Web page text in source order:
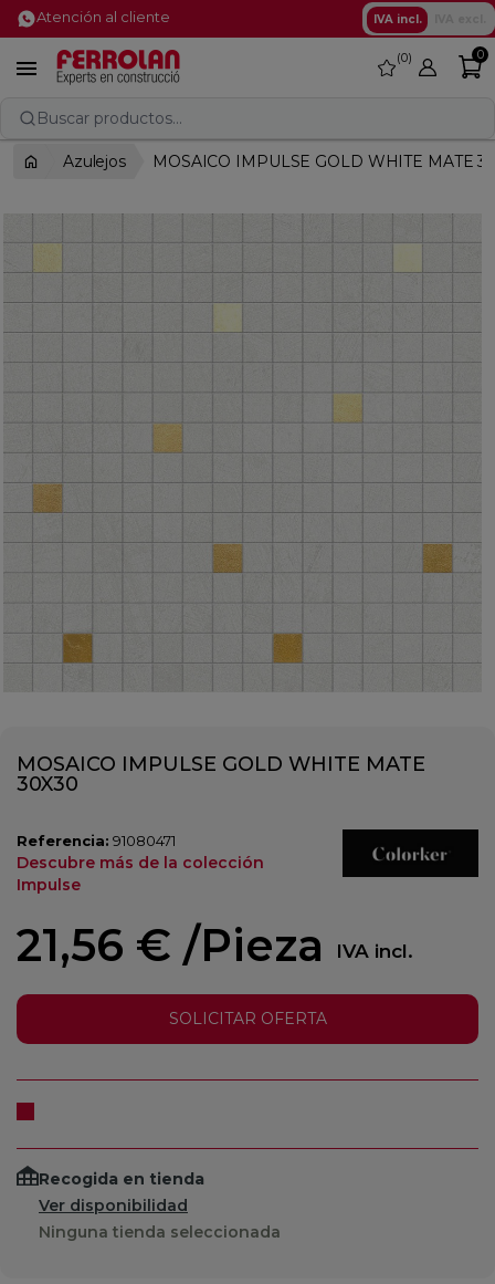
Atención al cliente IVA incl.
 favorite
0 0
Buscar productos...
Azulejos MOSAICO IMPULSE GOLD WHITE MATE
MOSAICO IMPULSE GOLD WHITE MATE
30X30
Referencia: 91080471
Descubre más de la colección
Impulse
21,56 € /Pieza IVA incl.
SOLICITAR OFERTA
Recogida en tienda
Ver disponibilidad
Ninguna tienda seleccionada